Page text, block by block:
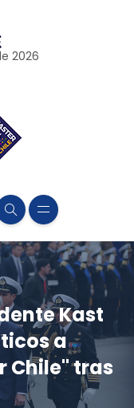
2026
Kast
a
Chile" tras